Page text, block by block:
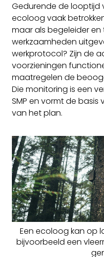
Gedurende de looptijd
ecoloog vaak
maar als begeleider en
werkzaamheden
werkprotocol? Zijn de
voorzieningen
maatregelen de
Die monitoring is een
SMP en vormt de basis
van het plan.
Een ecoloog kan op
bijvoorbeeld een